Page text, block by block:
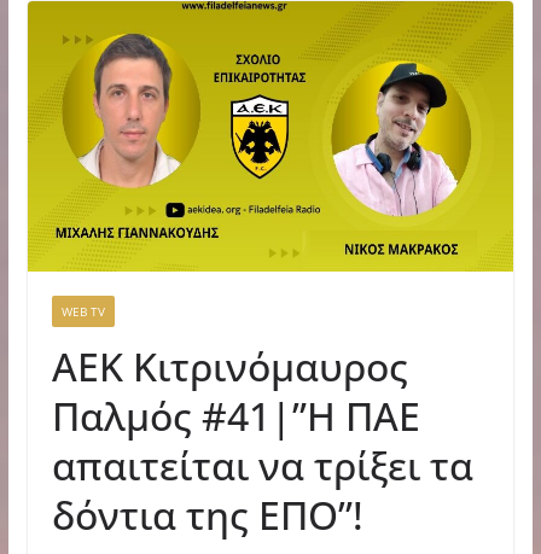
WEB TV
AEK Κιτρινόμαυρος
Παλμός #41|”Η ΠΑΕ
απαιτείται να τρίξει τα
δόντια της ΕΠΟ”!